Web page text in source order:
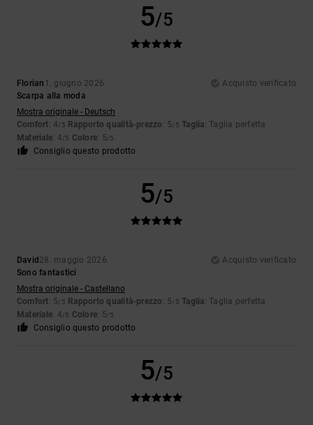
5/5
Florian 1. giugno 2026
Acquisto verificato
Scarpa alla moda
Mostra originale - Deutsch
Comfort: 4/5 Rapporto qualità-prezzo : 5/5 Taglia: Taglia perfetta
Materiale: 4/5 Colore: 5/5
Consiglio questo prodotto
5/5
David 28. maggio 2026
Acquisto verificato
Sono fantastici
Mostra originale - Castellano
Comfort: 5/5 Rapporto qualità-prezzo : 5/5 Taglia: Taglia perfetta
Materiale: 4/5 Colore: 5/5
Consiglio questo prodotto
5/5